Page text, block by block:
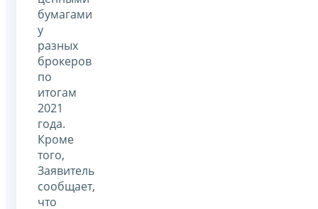
бумагами
у
разных
брокеров
по
итогам
2021
года.
Кроме
того,
Заявитель
сообщает,
что